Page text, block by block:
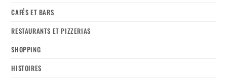
CAFÉS ET BARS
RESTAURANTS ET PIZZERIAS
SHOPPING
HISTOIRES